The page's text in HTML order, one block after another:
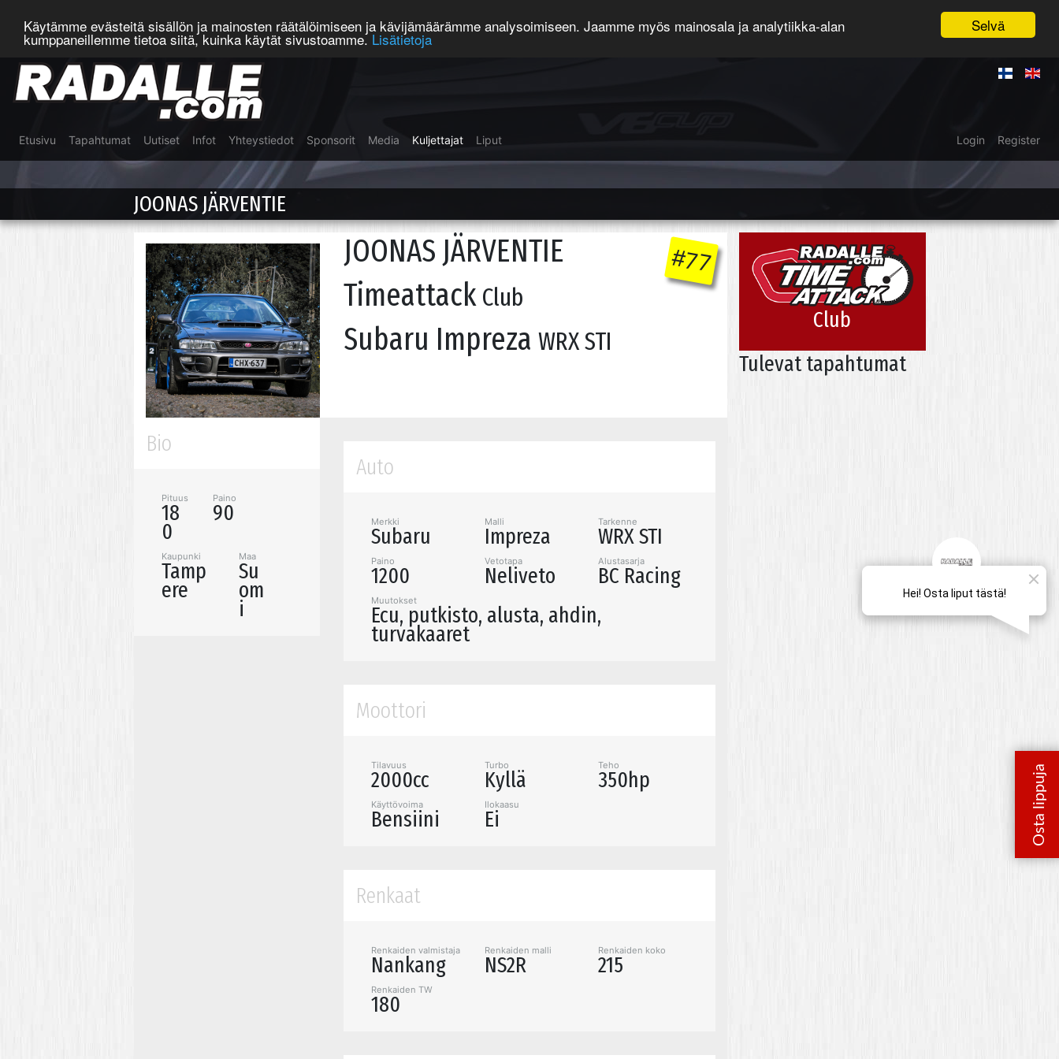
Selvä
Käytämme evästeitä sisällön ja mainosten räätälöimiseen ja kävijämäärämme analysoimiseen. Jaamme myös mainosala ja analytiikka-alan
kumppaneillemme tietoa siitä, kuinka käytät sivustoamme. Lisätietoja
Etusivu Tapahtumat Uutiset Infot Yhteystiedot Sponsorit Media Kuljettajat Liput Login Register
JOONAS JÄRVENTIE
#77
JOONAS JÄRVENTIE
Timeattack Club
Subaru Impreza WRX STI
Bio
Pituus
18
0
Paino
90
Kaupunki
Tamp
ere
Maa
Su
om
i
Auto
Merkki
Subaru
Malli
Impreza
Tarkenne
WRX STI
Paino
1200
Vetotapa
Neliveto
Alustasarja
BC Racing
Muutokset
Ecu, putkisto, alusta, ahdin,
turvakaaret
Moottori
Tilavuus
2000cc
Turbo
Kyllä
Teho
350hp
Käyttövoima
Bensiini
Ilokaasu
Ei
Renkaat
Renkaiden valmistaja
Nankang
Renkaiden malli
NS2R
Renkaiden koko
215
Renkaiden TW
180
Club
Tulevat tapahtumat